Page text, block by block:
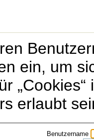
ein, um
erlaubt
Benutzername